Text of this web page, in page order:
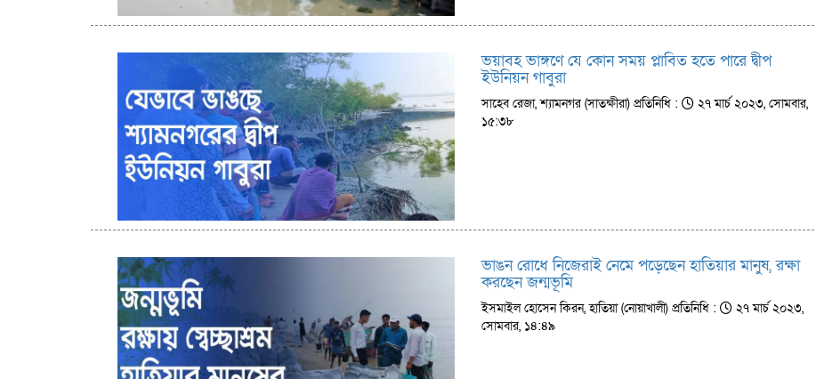
ভয়াবহ ভাঙ্গণে যে কোন সময় প্লাবিত হতে পারে দ্বীপ
ইউনিয়ন গাবুরা
সাহেব রেজা, শ্যামনগর (সাতক্ষীরা) প্রতিনিধি :
২৭ মার্চ ২০২৩, সোমবার,
১৫:৩৮
ভাঙন রোধে নিজেরাই নেমে পড়েছেন হাতিয়ার মানুষ, রক্ষা
করছেন জন্মভূমি
ইসমাইল হোসেন কিরন, হাতিয়া (নোয়াখালী) প্রতিনিধি :
২৭ মার্চ ২০২৩,
সোমবার, ১৪:৪৯